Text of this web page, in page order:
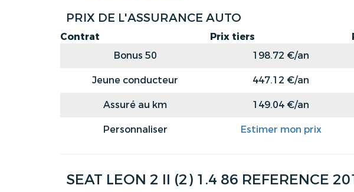
PRIX DE L'ASSURANCE AUTO
Contrat Prix tiers
Bonus 50
198.72 €/an
Jeune conducteur
447.12 €/an
Assuré au km
149.04 €/an
Personnaliser
Estimer mon prix
SEAT LEON 2 II (2) 1.4 86 REFERENCE